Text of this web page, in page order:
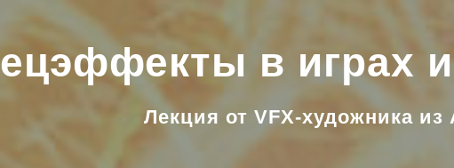
в играх и
Лекция от VFX-художника из